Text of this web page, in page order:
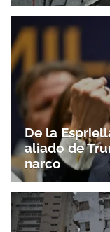
De la
aliado de
narco